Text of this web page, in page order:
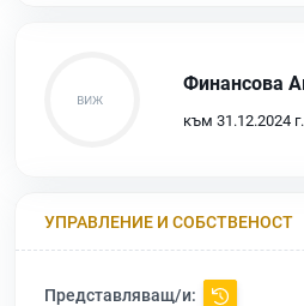
Финансова
към 31.12.2024 г.
УПРАВЛЕНИЕ И СОБСТВЕНОСТ
Представляващ/и: